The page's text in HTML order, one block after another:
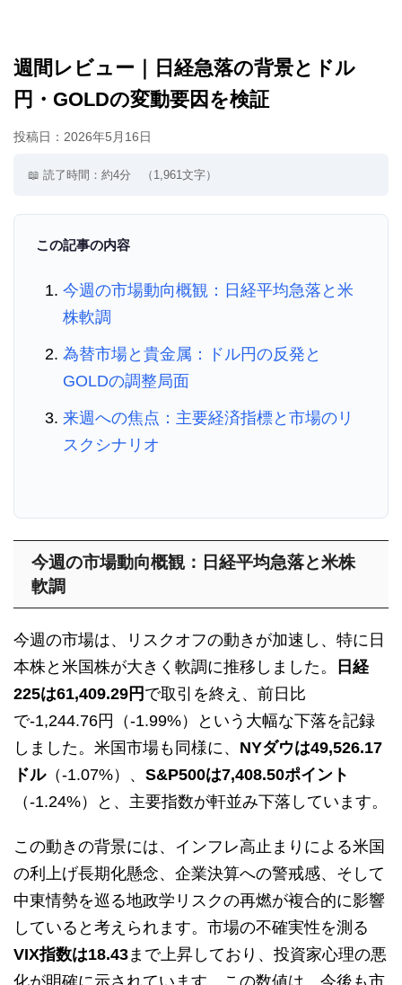
週間レビュー｜日経急落の背景とドル
円・GOLDの変動要因を検証
投稿日： 2026年5月16日
📖 読了時間：約4分 （1,961文字）
この記事の内容
今週の市場動向概観：日経平均急落と米
株軟調
為替市場と貴金属：ドル円の反発と
GOLDの調整局面
来週への焦点：主要経済指標と市場のリ
スクシナリオ
今週の市場動向概観：日経平均急落と米株
軟調
今週の市場は、リスクオフの動きが加速し、特に日
本株と米国株が大きく軟調に推移しました。
日経
225は61,409.29円 で取引を終え、前日比
で-1,244.76円（-1.99%）という大幅な下落を記録
しました。米国市場も同様に、 NYダウは49,526.17
ドル（-1.07%）、 S&P500は7,408.50ポイント
（-1.24%）と、主要指数が軒並み下落しています。
この動きの背景には、インフレ高止まりによる米国
の利上げ長期化懸念、企業決算への警戒感、そして
中東情勢を巡る地政学リスクの再燃が複合的に影響
していると考えられます。市場の不確実性を測る
VIX指数は18.43まで上昇しており、投資家心理の悪